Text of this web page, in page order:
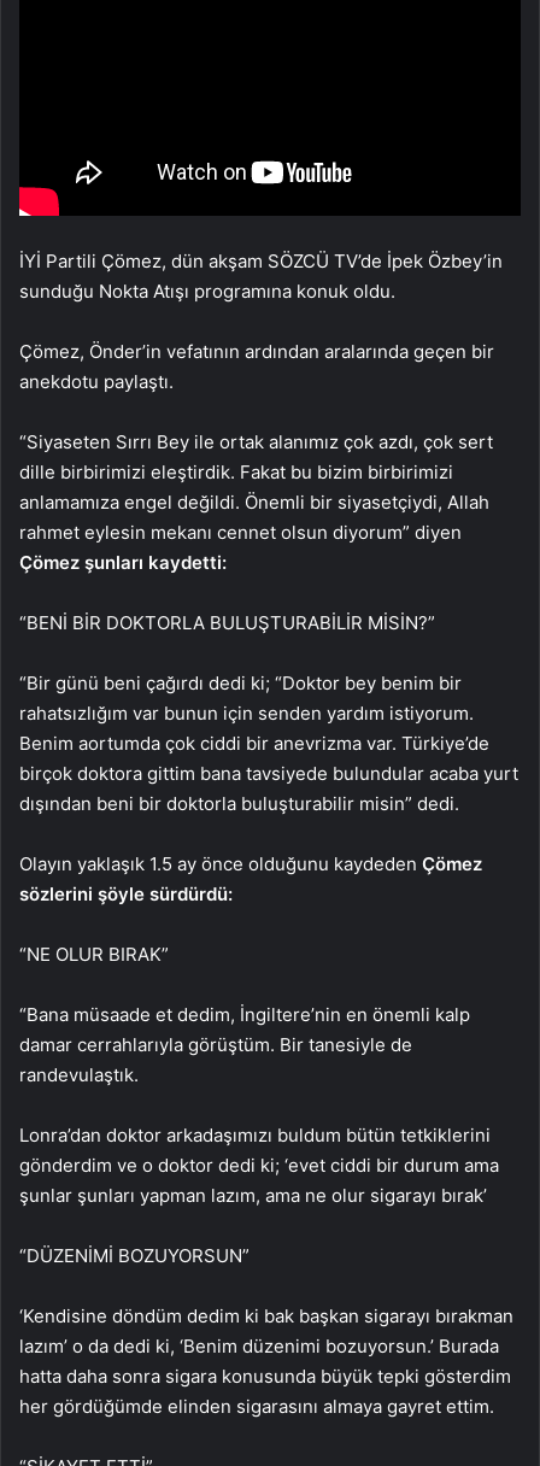
İYİ Partili Çömez, dün akşam SÖZCÜ TV’de İpek Özbey’in
sunduğu Nokta Atışı programına konuk oldu.
Çömez, Önder’in vefatının ardından aralarında geçen bir
anekdotu paylaştı.
“Siyaseten Sırrı Bey ile ortak alanımız çok azdı, çok sert
dille birbirimizi eleştirdik. Fakat bu bizim birbirimizi
anlamamıza engel değildi. Önemli bir siyasetçiydi, Allah
rahmet eylesin mekanı cennet olsun diyorum” diyen
Çömez şunları kaydetti:
“BENİ BİR DOKTORLA BULUŞTURABİLİR MİSİN?”
“Bir günü beni çağırdı dedi ki; “Doktor bey benim bir
rahatsızlığım var bunun için senden yardım istiyorum.
Benim aortumda çok ciddi bir anevrizma var. Türkiye’de
birçok doktora gittim bana tavsiyede bulundular acaba yurt
dışından beni bir doktorla buluşturabilir misin” dedi.
Olayın yaklaşık 1.5 ay önce olduğunu kaydeden Çömez
sözlerini şöyle sürdürdü:
“NE OLUR BIRAK”
“Bana müsaade et dedim, İngiltere’nin en önemli kalp
damar cerrahlarıyla görüştüm. Bir tanesiyle de
randevulaştık.
Lonra’dan doktor arkadaşımızı buldum bütün tetkiklerini
gönderdim ve o doktor dedi ki; ‘evet ciddi bir durum ama
şunlar şunları yapman lazım, ama ne olur sigarayı bırak’
“DÜZENİMİ BOZUYORSUN”
‘Kendisine döndüm dedim ki bak başkan sigarayı bırakman
lazım’ o da dedi ki, ‘Benim düzenimi bozuyorsun.’ Burada
hatta daha sonra sigara konusunda büyük tepki gösterdim
her gördüğümde elinden sigarasını almaya gayret ettim.